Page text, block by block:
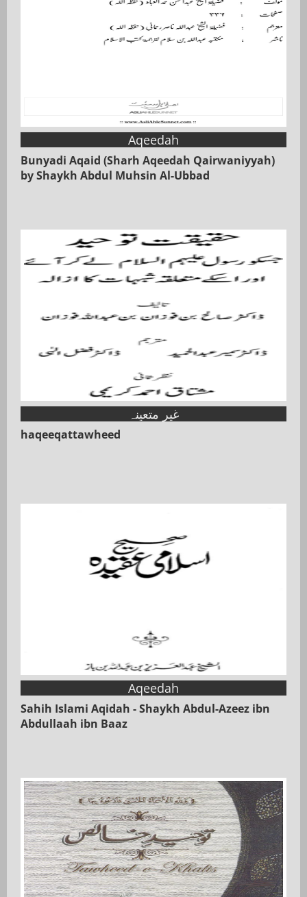
Aqeedah
Bunyadi Aqaid (Sharh Aqeedah Qairwaniyyah)
by Shaykh Abdul Muhsin Al-Ubbad
غیر متعینہ
haqeeqattawheed
Aqeedah
Sahih Islami Aqidah - Shaykh Abdul-Azeez ibn
Abdullaah ibn Baaz